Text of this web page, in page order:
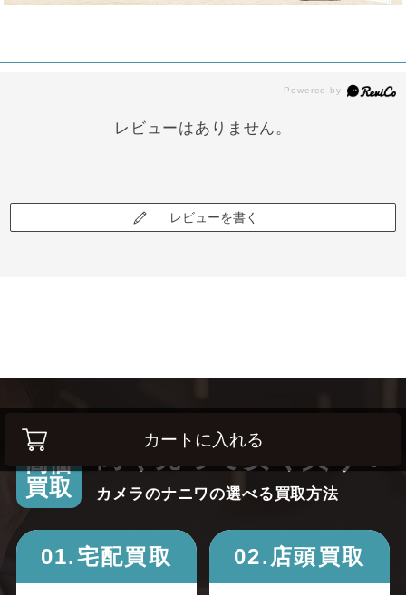
カートに入れる
レビューはありません。
レビューを書く
高価
買取
高く売って安く買う！
カメラのナニワの選べる買取方法
01.宅配買取 02.店頭買取